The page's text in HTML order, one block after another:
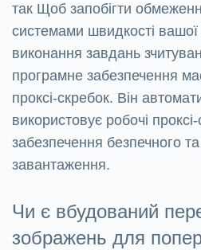
так Щоб запобігти
системами швидкості
виконання завдань
програмне забезпечення
проксі-скребок. Він
використовує робочі
забезпечення безпечного
завантаження.
Чи є вбудований
зображень для